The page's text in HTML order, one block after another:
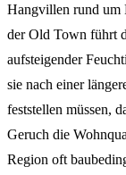
Hangvillen rund um
der Old Town führt
aufsteigender
sie nach einer
feststellen müssen,
Geruch die
Region oft